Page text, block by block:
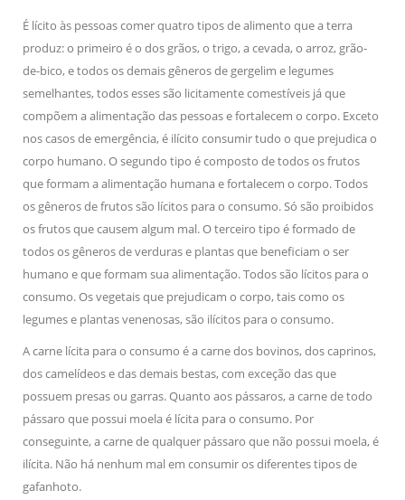
É lícito às pessoas comer quatro tipos de alimento que a terra
produz: o primeiro é o dos grãos, o trigo, a cevada, o arroz, grão-
de-bico, e todos os demais gêneros de gergelim e legumes
semelhantes, todos esses são licitamente comestíveis já que
compõem a alimentação das pessoas e fortalecem o corpo. Exceto
nos casos de emergência, é ilícito consumir tudo o que prejudica o
corpo humano. O segundo tipo é composto de todos os frutos
que formam a alimentação humana e fortalecem o corpo. Todos
os gêneros de frutos são lícitos para o consumo. Só são proibidos
os frutos que causem algum mal. O terceiro tipo é formado de
todos os gêneros de verduras e plantas que beneficiam o ser
humano e que formam sua alimentação. Todos são lícitos para o
consumo. Os vegetais que prejudicam o corpo, tais como os
legumes e plantas venenosas, são ilícitos para o consumo.
A carne lícita para o consumo é a carne dos bovinos, dos caprinos,
dos camelídeos e das demais bestas, com exceção das que
possuem presas ou garras. Quanto aos pássaros, a carne de todo
pássaro que possui moela é lícita para o consumo. Por
conseguinte, a carne de qualquer pássaro que não possui moela, é
ilícita. Não há nenhum mal em consumir os diferentes tipos de
gafanhoto.